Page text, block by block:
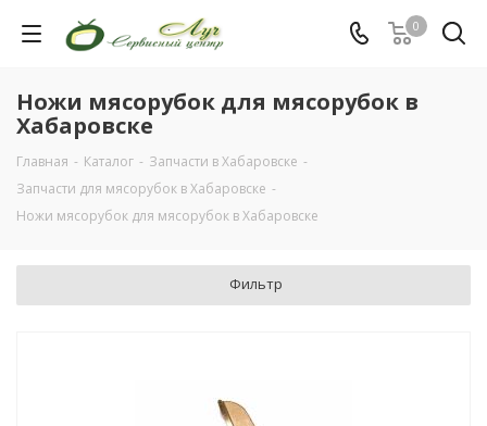
0
Ножи мясорубок для мясорубок в
Хабаровске
Главная - Каталог - Запчасти в Хабаровске -
Запчасти для мясорубок в Хабаровске -
Ножи мясорубок для мясорубок в Хабаровске
Фильтр